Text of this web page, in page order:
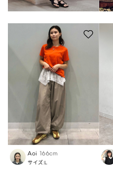
Aoi 166cm
サイズ:L